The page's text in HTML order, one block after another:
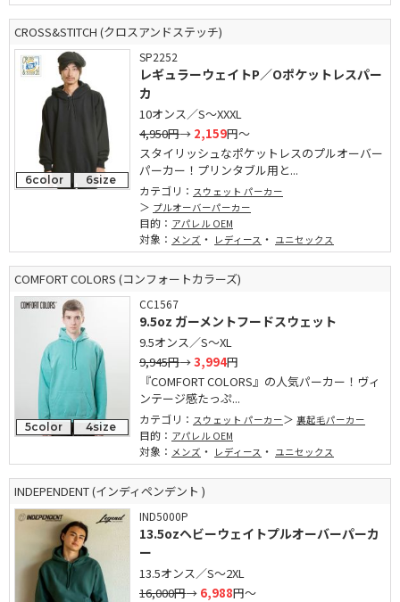
CROSS&STITCH (クロスアンドステッチ)
6color 6size
SP2252
レギュラーウェイトP／Oポケットレスパー
カ
10オンス／S～XXXL
4,950円→ 2,159円～
スタイリッシュなポケットレスのプルオーバー
パーカー！プリンタブル用と...
カテゴリ： スウェット パーカー
プルオーバーパーカー
目的： アパレル OEM
対象： メンズ ・ レディース ・ ユニセックス
COMFORT COLORS (コンフォートカラーズ)
5color 4size
CC1567
9.5oz ガーメントフードスウェット
9.5オンス／S～XL
9,945円→3,994円
『COMFORT COLORS』の人気パーカー！ヴィ
ンテージ感たっぷ...
カテゴリ： スウェット パーカー 裏起毛パーカー
目的： アパレル OEM
対象： メンズ ・ レディース ・ ユニセックス
INDEPENDENT (インディペンデント )
IND5000P
13.5ozヘビーウェイトプルオーバーパーカ
ー
13.5オンス／S～2XL
16,000円→ 6,988円～